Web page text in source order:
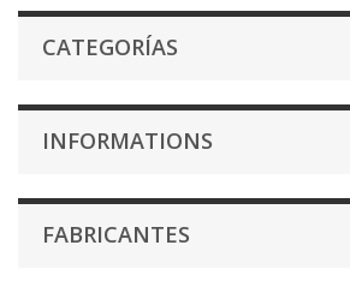
CATEGORÍAS
INFORMATIONS
FABRICANTES